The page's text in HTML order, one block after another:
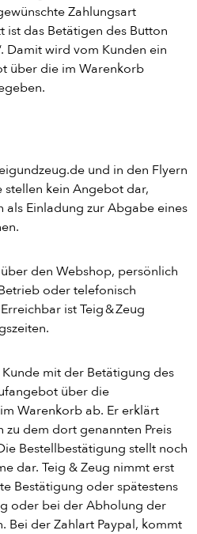
Zahlungsart
ist das Betätigen des Button
Damit wird vom Kunden ein
über die im Warenkorb
und in den Flyern
kein Angebot dar,
Einladung zur Abgabe eines
den Webshop, persönlich
oder telefonisch
ist Teig & Zeug
mit der Betätigung des
über die
Warenkorb ab. Er erklärt
dem dort genannten Preis
Bestellbestätigung stellt noch
dar. Teig & Zeug nimmt erst
Bestätigung oder spätestens
oder bei der Abholung der
Bei der Zahlart Paypal, kommt